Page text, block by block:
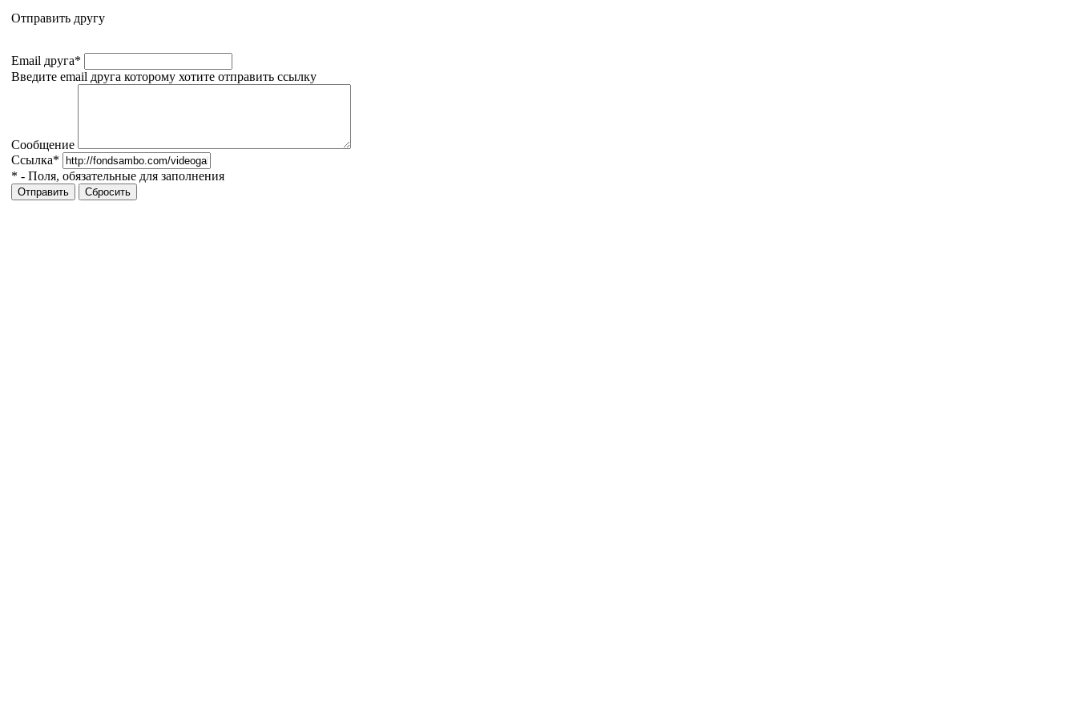
Отправить другу
Email друга*
Введите email друга которому хотите отправить ссылку
Сообщение
Ссылка*
* - Поля, обязательные для заполнения